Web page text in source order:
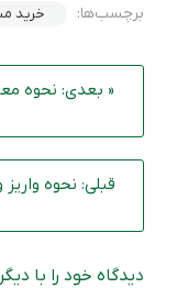
برچسب‌ها: خرید
« بعدی: نحوه
قبلی: نحوه
دیدگاه خود را با